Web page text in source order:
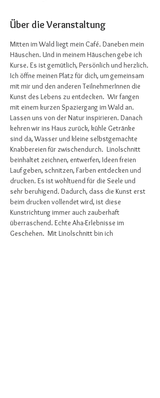
Über die Veranstaltung
Mitten im Wald liegt mein Café. Daneben mein
Häuschen. Und in meinem Häuschen gebe ich
Kurse. Es ist gemütlich, Persönlich und herzlich.
Ich öffne meinen Platz für dich, um gemeinsam
mit mir und den anderen TeilnehmerInnen die
Kunst des Lebens zu entdecken.  Wir fangen
mit einem kurzen Spaziergang im Wald an.
Lassen uns von der Natur inspirieren. Danach
kehren wir ins Haus zurück, kühle Getränke
sind da, Wasser und kleine selbstgemachte
Knabbereien für zwischendurch.  Linolschnitt
beinhaltet zeichnen, entwerfen, Ideen freien
Lauf geben, schnitzen, Farben entdecken und
drucken. Es ist wohltuend für die Seele und
sehr beruhigend. Dadurch, dass die Kunst erst
beim drucken vollendet wird, ist diese
Kunstrichtung immer auch zauberhaft
überraschend. Echte Aha-Erlebnisse im
Geschehen.  Mit Linolschnitt bin ich